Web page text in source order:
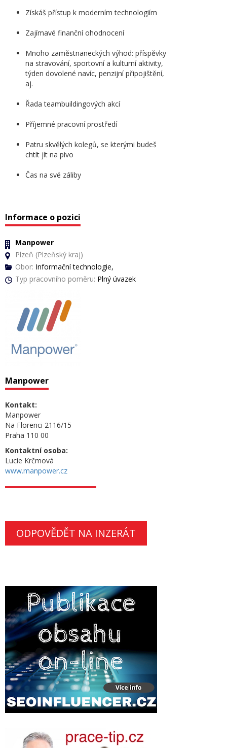
Získáš přístup k moderním technologiím
Zajímavé finanční ohodnocení
Mnoho zaměstnaneckých výhod: příspěvky
na stravování, sportovní a kulturní aktivity,
týden dovolené navíc, penzijní připojištění,
aj.
Řada teambuildingových akcí
Příjemné pracovní prostředí
Patru skvělých kolegů, se kterými budeš
chtít jít na pivo
Čas na své záliby
Informace o pozici
Manpower
Plzeň (Plzeňský kraj)
Obor: Informační technologie,
Typ pracovního poměru: Plný úvazek
Manpower
Kontakt:
Manpower
Na Florenci 2116/15
Praha 110 00
Kontaktní osoba:
Lucie Krčmová
www.manpower.cz
ODPOVĚDĚT NA INZERÁT